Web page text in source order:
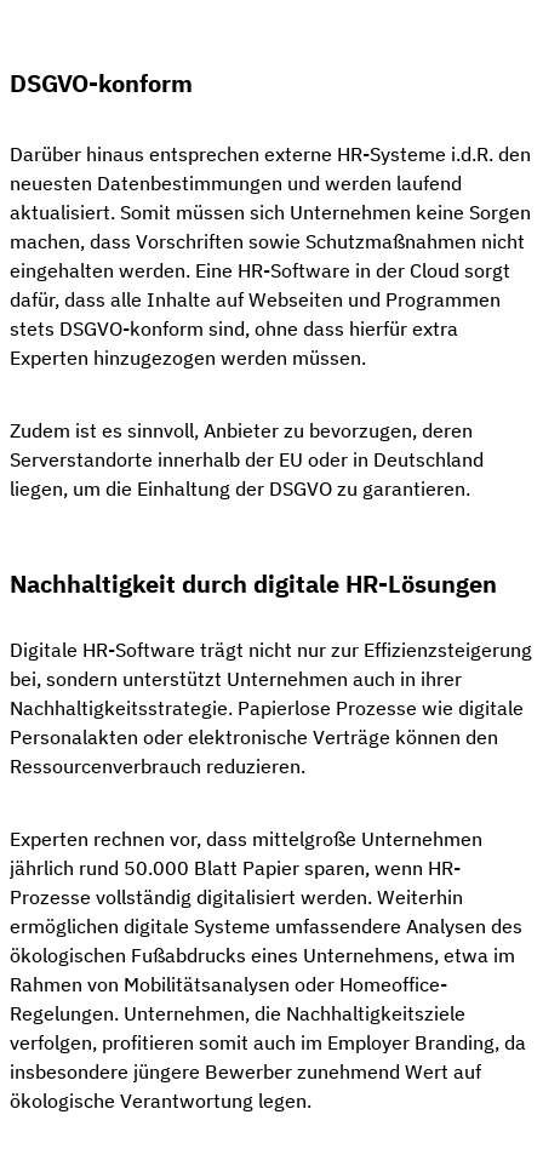
DSGVO-konform
Darüber hinaus entsprechen externe HR-Systeme i.d.R. den
neuesten Datenbestimmungen und werden laufend
aktualisiert. Somit müssen sich Unternehmen keine Sorgen
machen, dass Vorschriften sowie Schutzmaßnahmen nicht
eingehalten werden. Eine HR-Software in der Cloud sorgt
dafür, dass alle Inhalte auf Webseiten und Programmen
stets DSGVO-konform sind, ohne dass hierfür extra
Experten hinzugezogen werden müssen.
Zudem ist es sinnvoll, Anbieter zu bevorzugen, deren
Serverstandorte innerhalb der EU oder in Deutschland
liegen, um die Einhaltung der DSGVO zu garantieren.
Nachhaltigkeit durch digitale HR-Lösungen
Digitale HR-Software trägt nicht nur zur Effizienzsteigerung
bei, sondern unterstützt Unternehmen auch in ihrer
Nachhaltigkeitsstrategie. Papierlose Prozesse wie digitale
Personalakten oder elektronische Verträge können den
Ressourcenverbrauch reduzieren.
Experten rechnen vor, dass mittelgroße Unternehmen
jährlich rund 50.000 Blatt Papier sparen, wenn HR-
Prozesse vollständig digitalisiert werden. Weiterhin
ermöglichen digitale Systeme umfassendere Analysen des
ökologischen Fußabdrucks eines Unternehmens, etwa im
Rahmen von Mobilitätsanalysen oder Homeoffice-
Regelungen. Unternehmen, die Nachhaltigkeitsziele
verfolgen, profitieren somit auch im Employer Branding, da
insbesondere jüngere Bewerber zunehmend Wert auf
ökologische Verantwortung legen.